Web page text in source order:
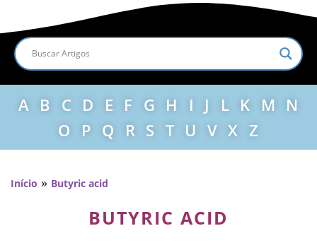
A B C D E F G H I J L K M N
O
P Q R S T U V X Z
Início » Butyric acid
BUTYRIC ACID